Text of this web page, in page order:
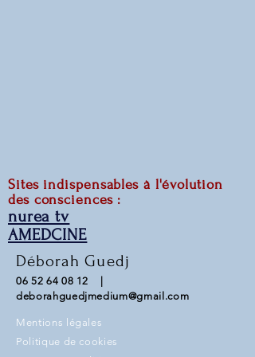
Sites indispensables à l'évolution
des consciences :
nurea tv
AMEDCINE
Déborah Guedj
06 52 64 08 12
deborahguedjmedium@gmail.com
Mentions légales
Politique de cookies